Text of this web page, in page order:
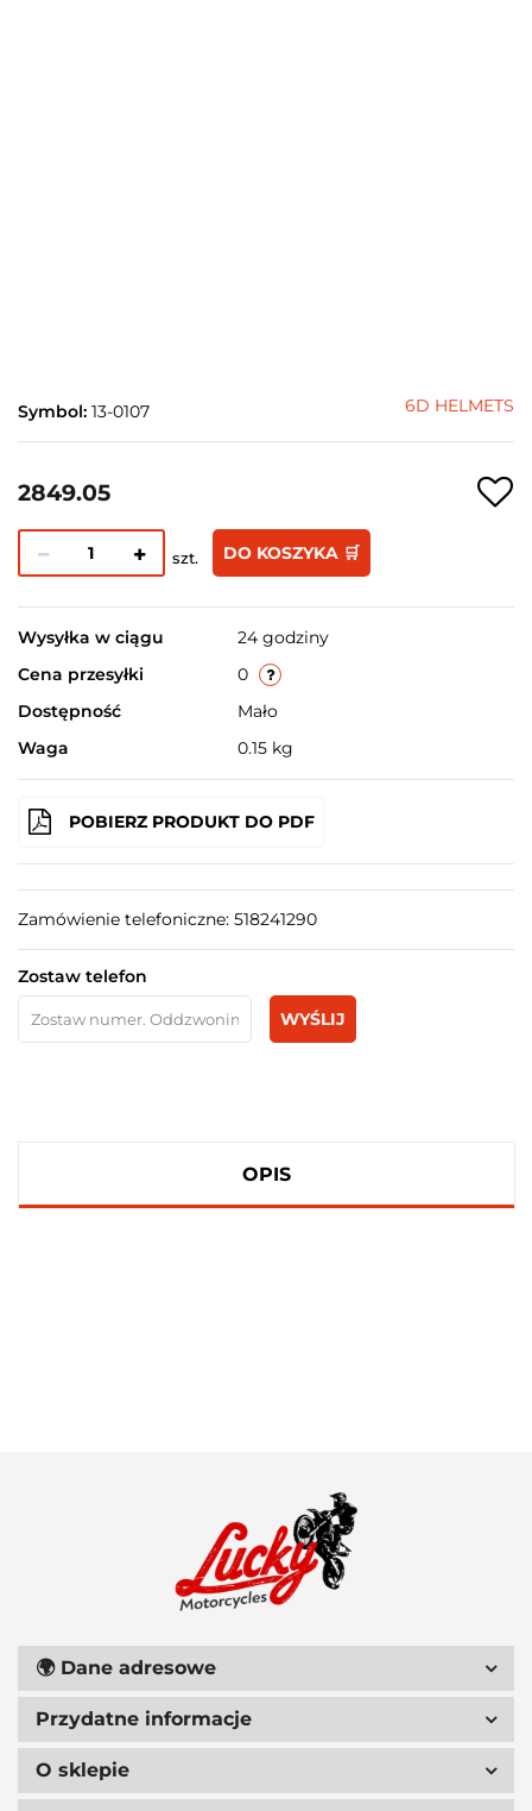
Symbol: 13-0107 6D HELMETS
2849.05
szt. DO KOSZYKA 🛒
Wysyłka w ciągu
24 godziny
Cena przesyłki
0
Dostępność
Mało
Waga
0.15 kg
POBIERZ PRODUKT DO PDF
Zamówienie telefoniczne: 518241290
Zostaw telefon
WYŚLIJ
OPIS
🌍 Dane adresowe
Przydatne informacje
O sklepie